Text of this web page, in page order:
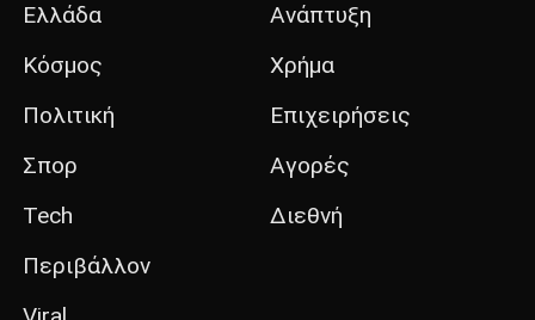
Ελλάδα
Κόσμος
Πολιτική
Σπορ
Tech
Περιβάλλον
Ανάπτυξη
Χρήμα
Επιχειρήσεις
Αγορές
Διεθνή